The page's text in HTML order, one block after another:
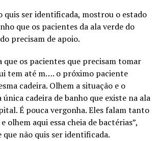
quis ser identificada, mostrou o estado
que os pacientes da ala verde do
precisam de apoio.
que os pacientes que precisam tomar
tem até m…. o próximo paciente
cadeira. Olhem a situação e o
única cadeira de banho que existe na ala
É pouca vergonha. Eles falam tanto
olhem aqui essa cheia de bactérias”,
não quis ser identificada.